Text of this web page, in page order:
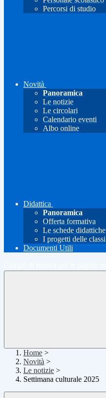
Percorsi di studio
Novità
Panoramica
Le notizie
Le circolari
Calendario eventi
Albo online
Didattica
Panoramica
Offerta formativa
Le schede didattiche
I progetti delle classi
Documenti Utili
Home >
Novità >
Le notizie >
Settimana culturale 2025